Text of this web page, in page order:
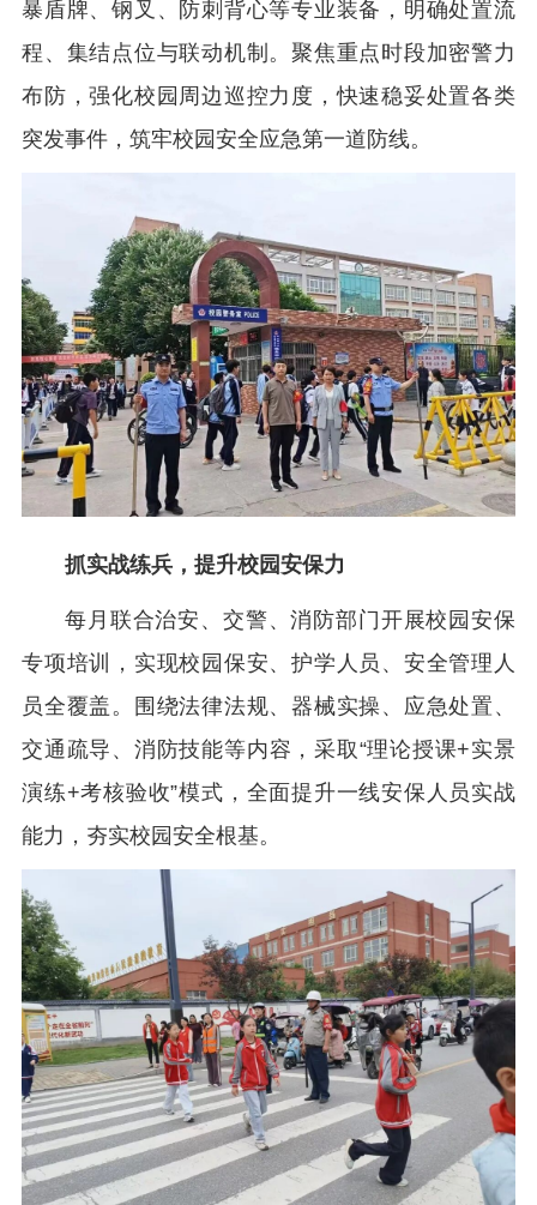
暴盾牌、钢叉、防刺背心等专业装备，明确处置流
程、集结点位与联动机制。聚焦重点时段加密警力
布防，强化校园周边巡控力度，快速稳妥处置各类
突发事件，筑牢校园安全应急第一道防线。
抓实战练兵，提升校园安保力
每月联合治安、交警、消防部门开展校园安保
专项培训，实现校园保安、护学人员、安全管理人
员全覆盖。围绕法律法规、器械实操、应急处置、
交通疏导、消防技能等内容，采取“理论授课+实景
演练+考核验收”模式，全面提升一线安保人员实战
能力，夯实校园安全根基。